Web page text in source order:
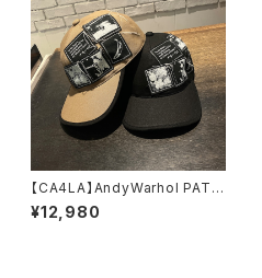
【CA4LA】AndyWarhol PATC
H CAP キャップ CA
W00615
¥12,980